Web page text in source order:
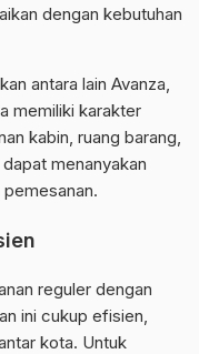
dengan kebutuhan
antara lain Avanza,
memiliki karakter
kabin, ruang barang,
menanyakan
reguler dengan
ini cukup efisien,
kota. Untuk